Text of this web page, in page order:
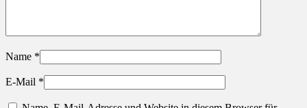
Name *
E-Mail *